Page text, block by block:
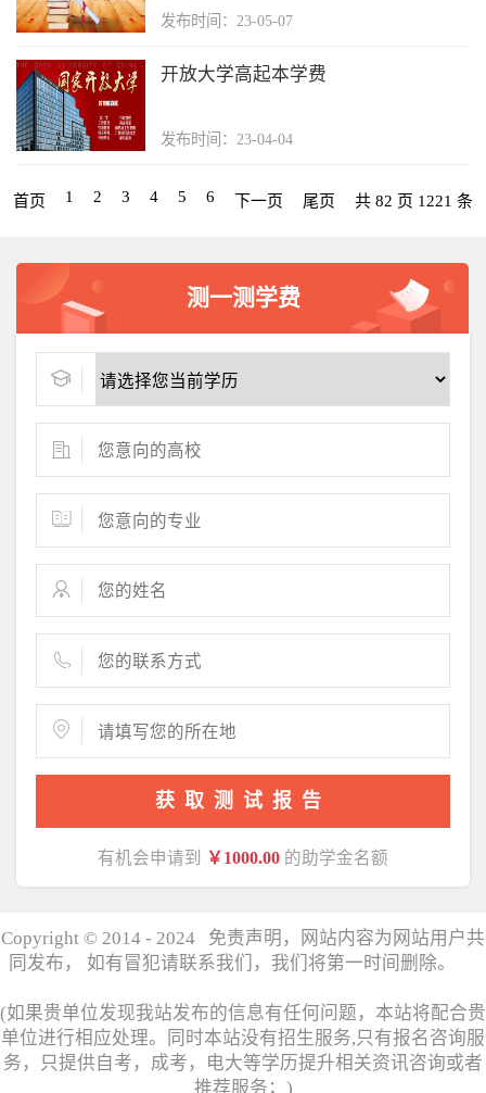
发布时间：23-05-07
开放大学高起本学费
发布时间：23-04-04
首页 1 2 3 4 5 6 下一页 尾页 共 82 页 1221 条
测一测学费
获取测试报告
有机会申请到 ￥1000.00 的助学金名额
Copyright © 2014 - 2024 免责声明，网站内容为网站用户共
同发布， 如有冒犯请联系我们，我们将第一时间删除。
(如果贵单位发现我站发布的信息有任何问题，本站将配合贵
单位进行相应处理。同时本站没有招生服务,只有报名咨询服
务，只提供自考，成考，电大等学历提升相关资讯咨询或者
推荐服务；)